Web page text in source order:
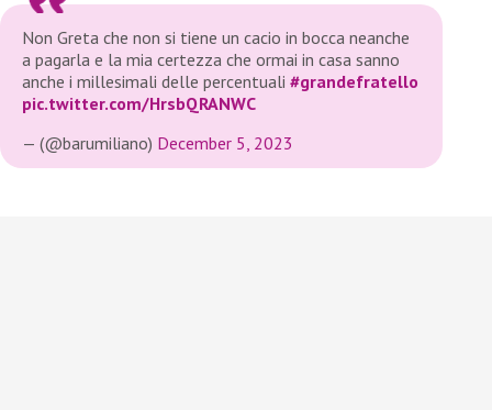
Non Greta che non si tiene un cacio in bocca neanche
a pagarla e la mia certezza che ormai in casa sanno
anche i millesimali delle percentuali #grandefratello
pic.twitter.com/HrsbQRANWC
— (@barumiliano) December 5, 2023